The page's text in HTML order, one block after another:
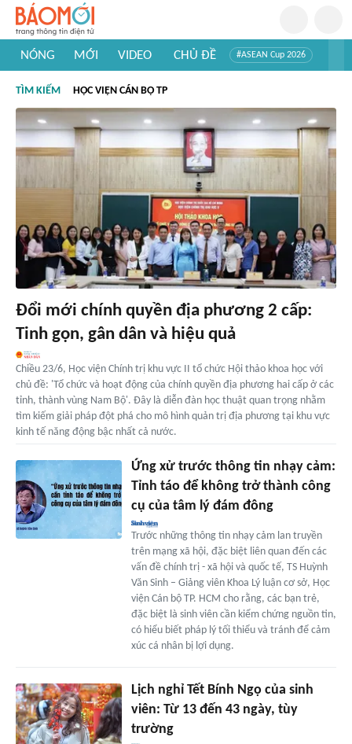
NÓNG MỚI VIDEO CHỦ ĐỀ #ASEAN Cup 2026
#Khám phá thế giới
TÌM KIẾM HỌC VIỆN CÁN BỘ TP
Đổi mới chính quyền địa phương 2 cấp:
Tinh gọn, gân dân và hiệu quả
Chiều 23/6, Học viện Chính trị khu vực II tổ chức Hội thảo khoa học với
chủ đề: 'Tổ chức và hoạt động của chính quyền địa phương hai cấp ở các
tỉnh, thành vùng Nam Bộ'. Đây là diễn đàn học thuật quan trọng nhằm
tìm kiếm giải pháp đột phá cho mô hình quản trị địa phương tại khu vực
kinh tế năng động bậc nhất cả nước.
Ứng xử trước thông tin nhạy cảm:
Tỉnh táo để không trở thành công
cụ của tâm lý đám đông
Trước những thông tin nhạy cảm lan truyền
trên mạng xã hội, đặc biệt liên quan đến các
vấn đề chính trị - xã hội và quốc tế, TS Huỳnh
Văn Sinh – Giảng viên Khoa Lý luận cơ sở, Học
viện Cán bộ TP. HCM cho rằng, các bạn trẻ,
đặc biệt là sinh viên cần kiểm chứng nguồn tin,
có hiểu biết pháp lý tối thiểu và tránh để cảm
xúc cá nhân bị lợi dụng.
Lịch nghỉ Tết Bính Ngọ của sinh
viên: Từ 13 đến 43 ngày, tùy
trường